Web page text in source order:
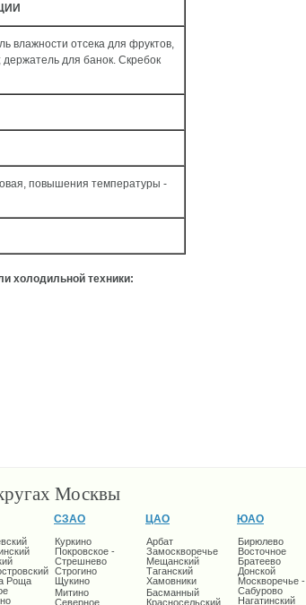
влажности отсека для фруктов,
для банок. Скребок
повышения температуры -
холодильной техники:
Москвы
Роща
СЗАО
Куркино
Покровское -
Стрешнево
Строгино
Щукино
Митино
Северное
ЦАО
Арбат
Замоскворечье
Мещанский
Таганский
Хамовники
Басманный
Красносельский
ЮАО
Бирюлево
Восточное
Братеево
Донской
Москворечье -
Сабурово
Нагатинский